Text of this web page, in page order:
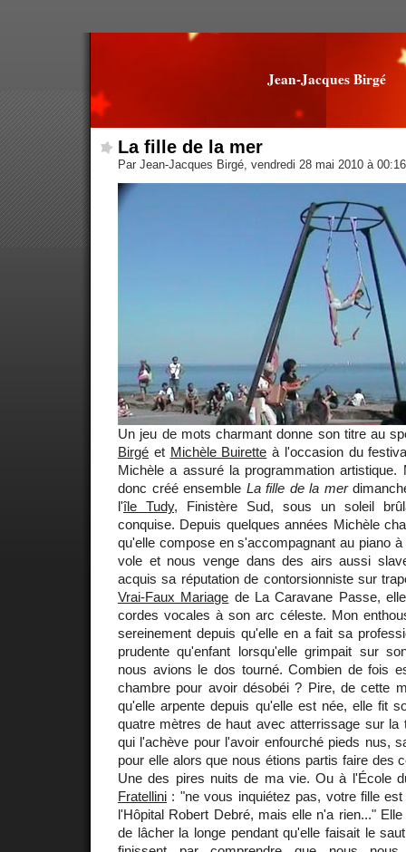
Jean-Jacques Birgé
La fille de la mer
Par Jean-Jacques Birgé, vendredi 28 mai 2010 à
Un jeu de mots charmant donne son titre au
Birgé et Michèle Buirette à l'occasion du
Michèle a assuré la programmation
donc créé ensemble La fille de la mer
l'île Tudy, Finistère Sud, sous un soleil
conquise. Depuis quelques années Michèle
qu'elle compose en s'accompagnant au piano
vole et nous venge dans des airs aussi
acquis sa réputation de contorsionniste sur
Vrai-Faux Mariage de La Caravane Passe,
cordes vocales à son arc céleste. Mon
sereinement depuis qu'elle en a fait sa
prudente qu'enfant lorsqu'elle grimpait sur
nous avions le dos tourné. Combien de fois
chambre pour avoir désobéi ? Pire, de cette
qu'elle arpente depuis qu'elle est née, elle fit
quatre mètres de haut avec atterrissage sur la
qui l'achève pour l'avoir enfourché pieds nus,
pour elle alors que nous étions partis faire des
Une des pires nuits de ma vie. Ou à l'École
Fratellini : "ne vous inquiétez pas, votre fille
l'Hôpital Robert Debré, mais elle n'a rien..."
de lâcher la longe pendant qu'elle faisait le